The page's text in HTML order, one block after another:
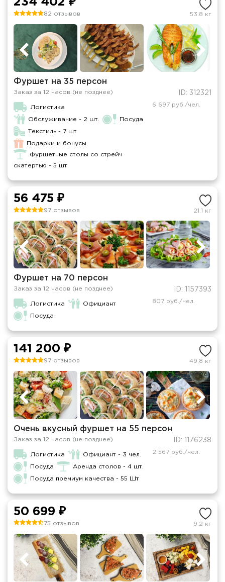
82 отзывов 53.8 кг
Фуршет на 35 персон
Заказ за 12 часов (не позднее) ID: 312321
Логистика
Обслуживание - 2 шт. Посуда
Текстиль - 7 шт
Подарки и бонусы
Фуршетные столы со стрейч
скатертью - 5 шт.
6 697 руб./чел.
56 475 ₽
97 отзывов 21.1 кг
Фуршет на 70 персон
Заказ за 12 часов (не позднее) ID: 1157393
Логистика Официант
Посуда
807 руб./чел.
141 200 ₽
97 отзывов 49.8 кг
Очень вкусный фуршет на 55 персон
Заказ за 12 часов (не позднее) ID: 1176238
Логистика Официант - 3 чел.
Посуда Аренда столов - 4 шт.
Посуда премиум качества - 55 Шт
2 567 руб./чел.
50 699 ₽
75 отзывов 9.2 кг